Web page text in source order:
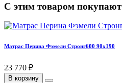
С этим товаром покупают
Матрас Перина Фэмели Стронг600 90х190
23 770 ₽
В корзину